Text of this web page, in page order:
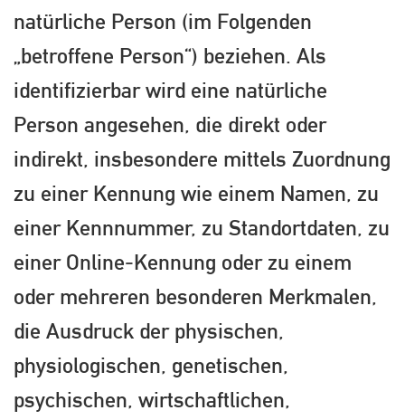
natürliche Person (im Folgenden
„betroffene Person“) beziehen. Als
identifizierbar wird eine natürliche
Person angesehen, die direkt oder
indirekt, insbesondere mittels Zuordnung
zu einer Kennung wie einem Namen, zu
einer Kennnummer, zu Standortdaten, zu
einer Online-Kennung oder zu einem
oder mehreren besonderen Merkmalen,
die Ausdruck der physischen,
physiologischen, genetischen,
psychischen, wirtschaftlichen,